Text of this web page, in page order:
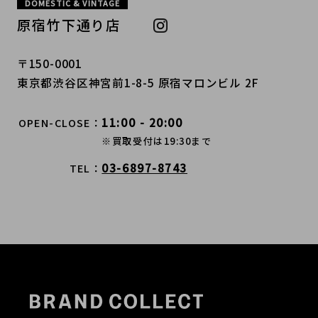
DOMESTIC & VINTAGE
原宿竹下通り店
〒150-0001
東京都渋谷区神宮前1-8-5 原宿マロンビル 2F
OPEN-CLOSE 11:00 - 20:00
※買取受付は19:30まで
TEL 03-6897-8743